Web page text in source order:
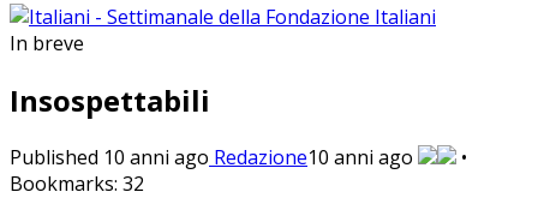
In breve
Insospettabili
Published 10 anni ago Redazione10 anni ago
•
Bookmarks: 32